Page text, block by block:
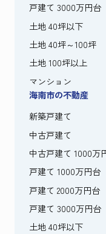
戸建て 3000万円台
土地 40坪以下
土地 40坪～100坪
土地 100坪以上
マンション
海南市の不動産
新築戸建て
中古戸建て
中古戸建て 1000万
戸建て 1000万円台
戸建て 2000万円台
戸建て 3000万円台
土地 40坪以下